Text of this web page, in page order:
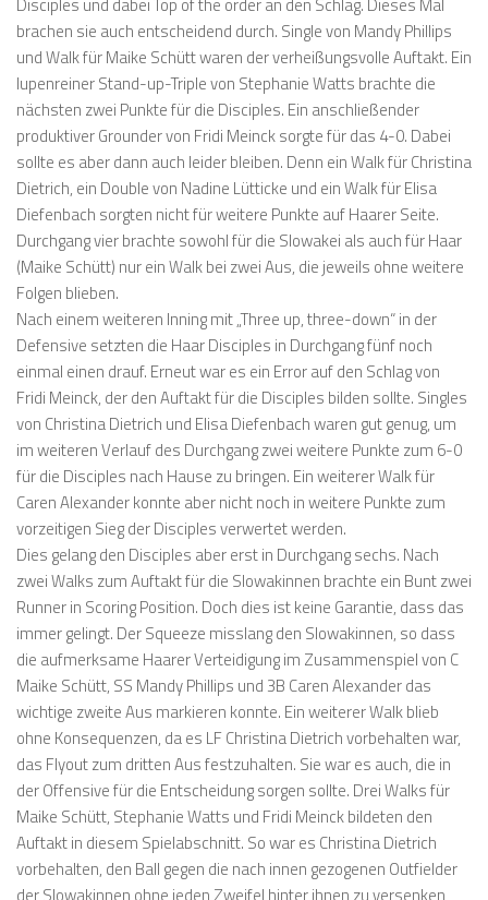
brachen sie auch entscheidend durch. Single von Mandy Phillips
und Walk für Maike Schütt waren der verheißungsvolle Auftakt. Ein
lupenreiner Stand-up-Triple von Stephanie Watts brachte die
nächsten zwei Punkte für die Disciples. Ein anschließender
produktiver Grounder von Fridi Meinck sorgte für das 4-0. Dabei
sollte es aber dann auch leider bleiben. Denn ein Walk für Christina
Dietrich, ein Double von Nadine Lütticke und ein Walk für Elisa
Diefenbach sorgten nicht für weitere Punkte auf Haarer Seite.
Durchgang vier brachte sowohl für die Slowakei als auch für Haar
(Maike Schütt) nur ein Walk bei zwei Aus, die jeweils ohne weitere
Folgen blieben.
Nach einem weiteren Inning mit „Three up, three-down“ in der
Defensive setzten die Haar Disciples in Durchgang fünf noch
einmal einen drauf. Erneut war es ein Error auf den Schlag von
Fridi Meinck, der den Auftakt für die Disciples bilden sollte. Singles
von Christina Dietrich und Elisa Diefenbach waren gut genug, um
im weiteren Verlauf des Durchgang zwei weitere Punkte zum 6-0
für die Disciples nach Hause zu bringen. Ein weiterer Walk für
Caren Alexander konnte aber nicht noch in weitere Punkte zum
vorzeitigen Sieg der Disciples verwertet werden.
Dies gelang den Disciples aber erst in Durchgang sechs. Nach
zwei Walks zum Auftakt für die Slowakinnen brachte ein Bunt zwei
Runner in Scoring Position. Doch dies ist keine Garantie, dass das
immer gelingt. Der Squeeze misslang den Slowakinnen, so dass
die aufmerksame Haarer Verteidigung im Zusammenspiel von C
Maike Schütt, SS Mandy Phillips und 3B Caren Alexander das
wichtige zweite Aus markieren konnte. Ein weiterer Walk blieb
ohne Konsequenzen, da es LF Christina Dietrich vorbehalten war,
das Flyout zum dritten Aus festzuhalten. Sie war es auch, die in
der Offensive für die Entscheidung sorgen sollte. Drei Walks für
Maike Schütt, Stephanie Watts und Fridi Meinck bildeten den
Auftakt in diesem Spielabschnitt. So war es Christina Dietrich
vorbehalten, den Ball gegen die nach innen gezogenen Outfielder